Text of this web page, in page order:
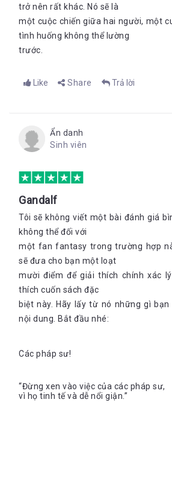
trở nên rất khác. Nó sẽ là
một cuộc chiến giữa hai người, một
tình huống không thể lường
trước.
Like Share Trả lời
Ẩn danh
Sinh viên
Gandalf
Tôi sẽ không viết một bài đánh giá
không thể đối với
một fan fantasy trong trường hợp
sẽ đưa cho bạn một loạt
mười điểm để giải thích chính xác
thích cuốn sách đặc
biệt này. Hãy lấy từ nó những gì
nội dung. Bắt đầu nhé:
Các pháp sư!
“Đừng xen vào việc của các pháp sư,
vì họ tinh tế và dễ nổi giận.”